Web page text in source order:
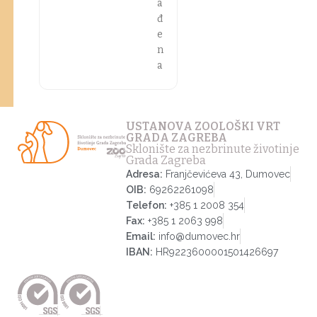
a
đ
e
n
a
USTANOVA ZOOLOŠKI VRT
GRADA ZAGREBA
Sklonište za nezbrinute životinje
Grada Zagreba
Adresa: Franjčevićeva 43, Dumovec
OIB: 69262261098
Telefon: +385 1 2008 354
Fax: +385 1 2063 998
Email: info@dumovec.hr
IBAN: HR9223600001501426697